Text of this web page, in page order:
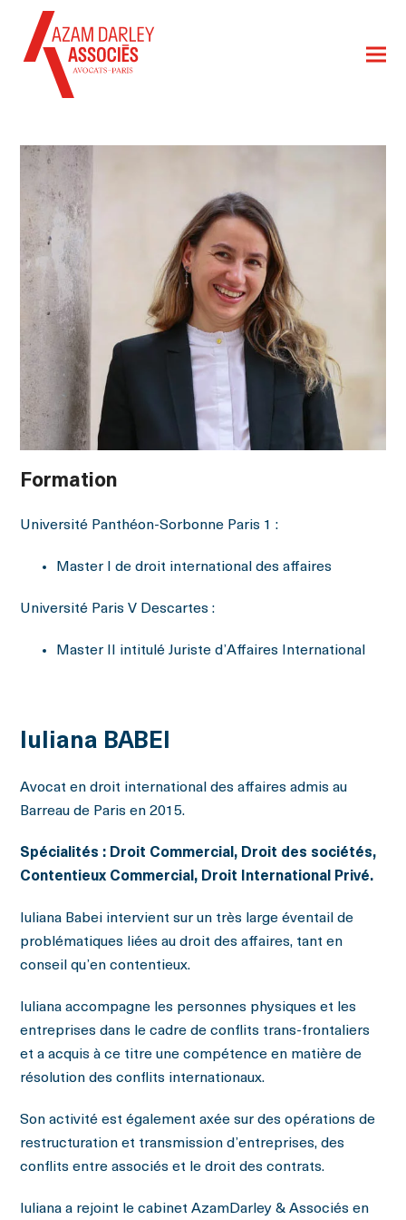
Formation
Université Panthéon-Sorbonne Paris 1 :
Master I de droit international des affaires
Université Paris V Descartes :
Master II intitulé Juriste d’Affaires International
Iuliana BABEI
Avocat en droit international des affaires admis au
Barreau de Paris en 2015.
Spécialités : Droit Commercial, Droit des sociétés,
Contentieux Commercial, Droit International Privé.
Iuliana Babei intervient sur un très large éventail de
problématiques liées au droit des affaires, tant en
conseil qu’en contentieux.
Iuliana accompagne les personnes physiques et les
entreprises dans le cadre de conflits trans-frontaliers
et a acquis à ce titre une compétence en matière de
résolution des conflits internationaux.
Son activité est également axée sur des opérations de
restructuration et transmission d’entreprises, des
conflits entre associés et le droit des contrats.
Iuliana a rejoint le cabinet AzamDarley & Associés en